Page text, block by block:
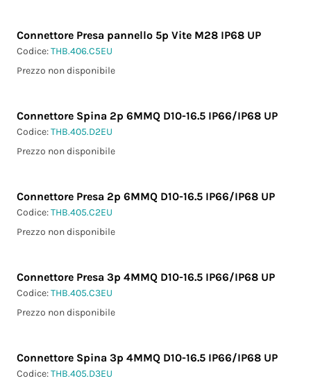
Connettore Presa pannello 5p Vite M28 IP68 UP
Codice:THB.406.C5EU
Prezzo non disponibile
Connettore Spina 2p 6MMQ D10-16.5 IP66/IP68 UP
Codice:THB.405.D2EU
Prezzo non disponibile
Connettore Presa 2p 6MMQ D10-16.5 IP66/IP68 UP
Codice:THB.405.C2EU
Prezzo non disponibile
Connettore Presa 3p 4MMQ D10-16.5 IP66/IP68 UP
Codice:THB.405.C3EU
Prezzo non disponibile
Connettore Spina 3p 4MMQ D10-16.5 IP66/IP68 UP
Codice:THB.405.D3EU